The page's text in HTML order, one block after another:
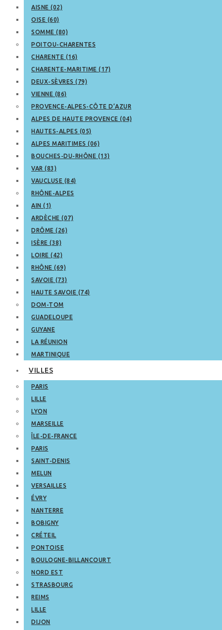
AISNE (02)
OISE (60)
SOMME (80)
POITOU-CHARENTES
CHARENTE (16)
CHARENTE-MARITIME (17)
DEUX-SÈVRES (79)
VIENNE (86)
PROVENCE-ALPES-CÔTE D’AZUR
ALPES DE HAUTE PROVENCE (04)
HAUTES-ALPES (05)
ALPES MARITIMES (06)
BOUCHES-DU-RHÔNE (13)
VAR (83)
VAUCLUSE (84)
RHÔNE-ALPES
AIN (1)
ARDÈCHE (07)
DRÔME (26)
ISÈRE (38)
LOIRE (42)
RHÔNE (69)
SAVOIE (73)
HAUTE SAVOIE (74)
DOM-TOM
GUADELOUPE
GUYANE
LA RÉUNION
MARTINIQUE
VILLES
PARIS
LILLE
LYON
MARSEILLE
ÎLE-DE-FRANCE
PARIS
SAINT-DENIS
MELUN
VERSAILLES
ÉVRY
NANTERRE
BOBIGNY
CRÉTEIL
PONTOISE
BOULOGNE-BILLANCOURT
NORD EST
STRASBOURG
REIMS
LILLE
DIJON